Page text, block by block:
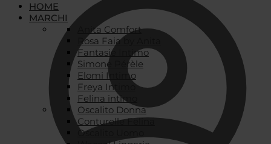
HOME
MARCHI
Anita Comfort
Rosa Faia by Anita
Fantasie Intimo
Simone Pérèle
Elomi Intimo
Freya Intimo
Felina intimo
Oscalito Donna
Conturelle Felina
Oscalito Uomo